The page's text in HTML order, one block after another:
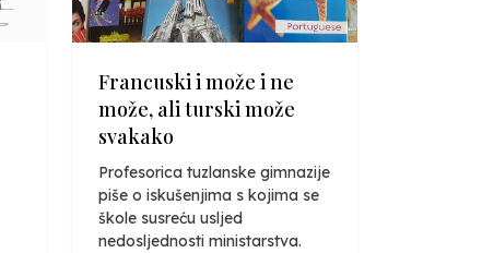
Francuski i može i ne
može, ali turski može
svakako
Profesorica tuzlanske gimnazije
piše o iskušenjima s kojima se
škole susreću usljed
nedosljednosti ministarstva.